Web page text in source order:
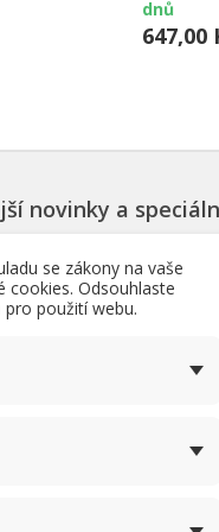
dnů
647,00
novinky a
produkty
se zákony na vaše
cookies. Odsouhlaste
použití webu.